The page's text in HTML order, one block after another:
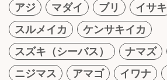
アジ マダイ ブリ イサキ
スルメイカ
ケンサキイカ
スズキ（シーバス）
ナマズ
ニジマス
アマゴ イワナ